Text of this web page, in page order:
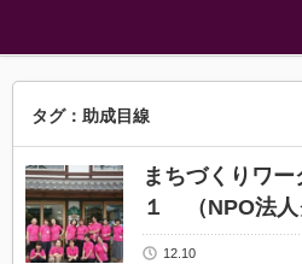
タグ：助成目線
まちづくりワ
１ （NPO法人
12.10